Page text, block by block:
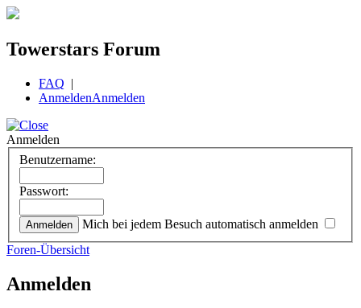
Towerstars Forum
FAQ |
AnmeldenAnmelden
Anmelden
Benutzername:
Passwort:
Mich bei jedem Besuch automatisch anmelden
Foren-Übersicht
Anmelden